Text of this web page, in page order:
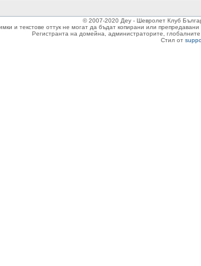
© 2007-2020 Деу - Шевролет Клуб
и текстове оттук не могат да бъдат копирани или
Регистранта на домейна, администраторите,
Стил от